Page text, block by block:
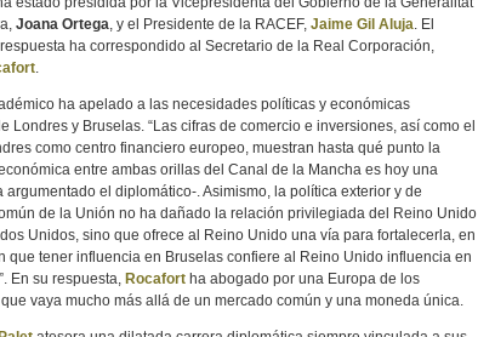
Joana Ortega , y el Presidente de la RACEF, Jaime Gil Aluja . El
ha correspondido al Secretario de la Real Corporación,
ha apelado a las necesidades políticas y económicas
Londres y Bruselas. “Las cifras de comercio e inversiones, así como el
como centro financiero europeo, muestran hasta qué punto la
entre ambas orillas del Canal de la Mancha es hoy una
argumentado el diplomático-. Asimismo, la política exterior y de
de la Unión no ha dañado la relación privilegiada del Reino Unido
Unidos, sino que ofrece al Reino Unido una vía para fortalecerla, en
que tener influencia en Bruselas confiere al Reino Unido influencia en
En su respuesta, Rocafort ha abogado por una Europa de los
vaya mucho más allá de un mercado común y una moneda única.